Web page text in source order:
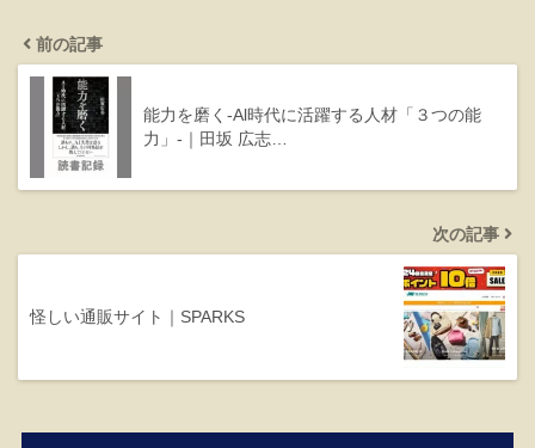
前の記事
能力を磨く-Al時代に活躍する人材「３つの能
力」-｜田坂 広志…
次の記事
怪しい通販サイト｜SPARKS